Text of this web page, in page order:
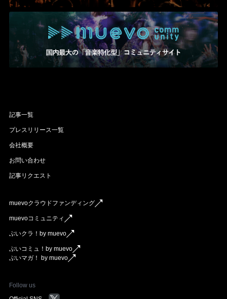
記事一覧
プレスリリース一覧
会社概要
お問い合わせ
記事リクエスト
muevoクラウドファンディング
muevoコミュニティ
ぶいクラ！by muevo
ぶいコミュ！by muevo
ぶいマガ！ by muevo
Follow us